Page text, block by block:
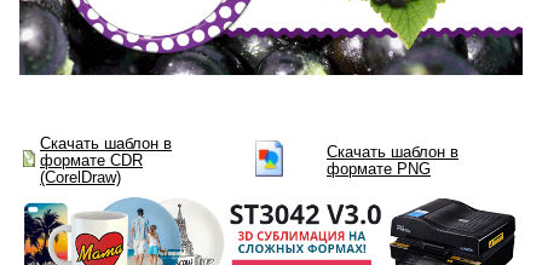
Скачать шаблон в
формате CDR
(CorelDraw)
Скачать шаблон в
формате PNG